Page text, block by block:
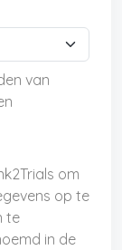
van
om
op te
te
in de